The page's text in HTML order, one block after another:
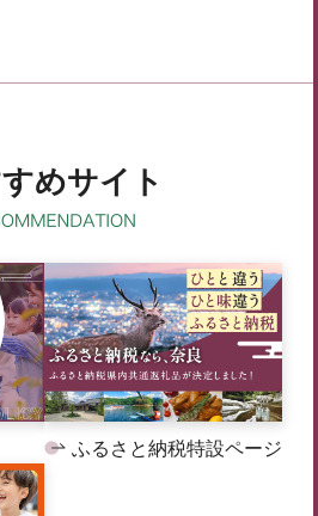
めサイト
ふるさと納税特設ページ